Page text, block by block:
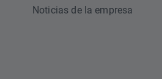
Noticias de la empresa